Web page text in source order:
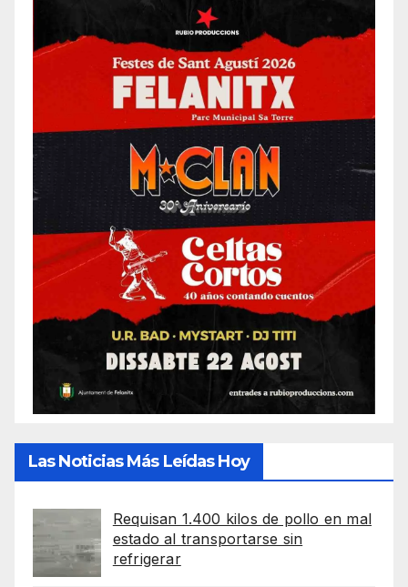
Las Noticias Más Leídas Hoy
Requisan 1.400 kilos de pollo en mal
estado al transportarse sin
refrigerar